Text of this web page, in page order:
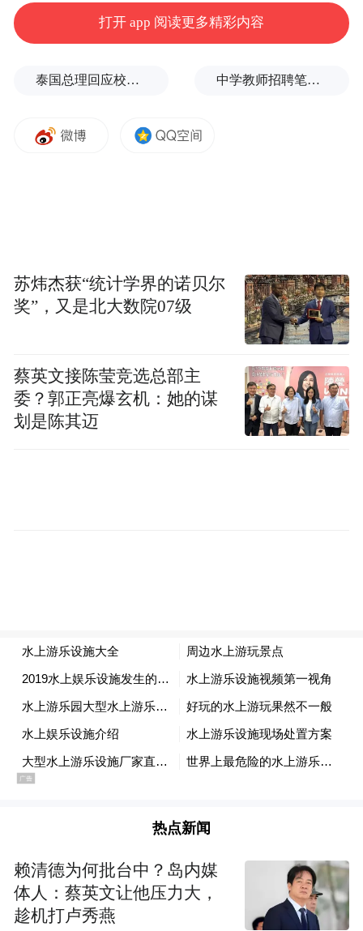
营销专家讨论数据推动创新
图：Netflix（2021-2024）全球消费者分析总监
论坛由Netflix（2021-2024）全球消费者分析
总监Nikkia Reveillac打响头炮，以「从分析
至突破：利用客户数据激发创新营销策略」
经济师分析东盟市场电商机遇
东盟是全球增长最迅速的经济体之一，拥有
多元化经济体系，电子商务在东盟市场渐成
主流。香港贸发局亚洲及新兴市场首席经济
师谢嘉仁将深入分享研究报告的重点，内容
宾和印尼等地消费者购物习惯与产品喜好，
并探讨香港品牌在东盟消费者心中的形象，
同时提供实用市场扩展策略。在东盟市场取
得卓越成绩的本地消费品牌、大型电商平台
打开 app 阅读更多精彩内容
泰国总理回应校园枪击事件：这是很不幸的事情 中学教师招聘笔试前13名被淘汰，后5名进体检，官方通报
苏炜杰获“统计学界的诺贝尔
奖”，又是北大数院07级
蔡英文接陈莹竞选总部主
委？郭正亮爆玄机：她的谋
划是陈其迈
热点新闻
赖清德为何批台中？岛内媒
体人：蔡英文让他压力大，
趁机打卢秀燕